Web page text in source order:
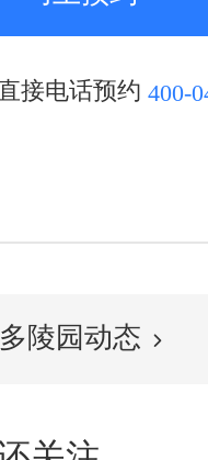
接电话预约 400-
陵园动态